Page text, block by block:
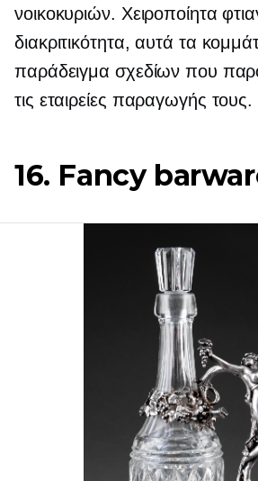
νοικοκυριών. Χειροποίητα
διακριτικότητα, αυτά τα
παράδειγμα σχεδίων που
τις εταιρείες παραγωγής τους.
16. Fancy